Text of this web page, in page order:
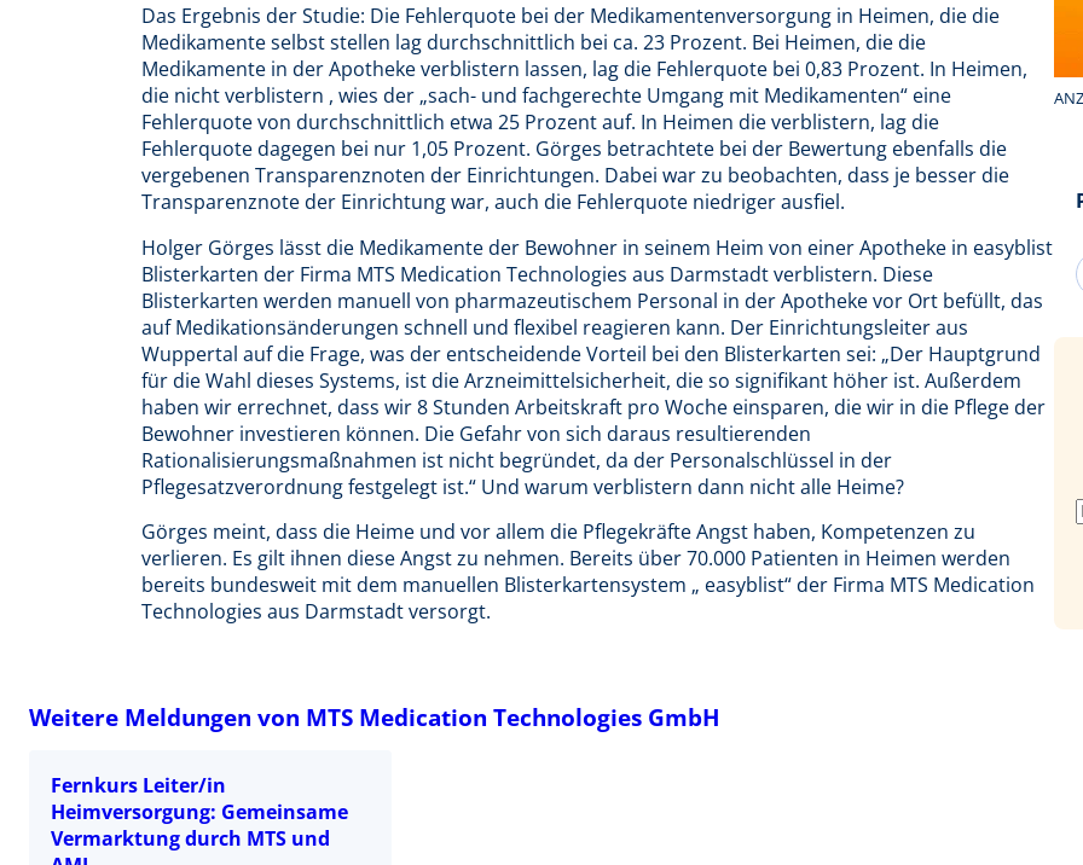
Das Ergebnis der Studie: Die Fehlerquote bei der Medikamentenversorgung in Heimen, die die
Medikamente selbst stellen lag durchschnittlich bei ca. 23 Prozent. Bei Heimen, die die
Medikamente in der Apotheke verblistern lassen, lag die Fehlerquote bei 0,83 Prozent. In Heimen,
die nicht verblistern , wies der „sach- und fachgerechte Umgang mit Medikamenten“ eine
Fehlerquote von durchschnittlich etwa 25 Prozent auf. In Heimen die verblistern, lag die
Fehlerquote dagegen bei nur 1,05 Prozent. Görges betrachtete bei der Bewertung ebenfalls die
vergebenen Transparenznoten der Einrichtungen. Dabei war zu beobachten, dass je besser die
Transparenznote der Einrichtung war, auch die Fehlerquote niedriger ausfiel.
Holger Görges lässt die Medikamente der Bewohner in seinem Heim von einer Apotheke in easyblist
Blisterkarten der Firma MTS Medication Technologies aus Darmstadt verblistern. Diese
Blisterkarten werden manuell von pharmazeutischem Personal in der Apotheke vor Ort befüllt, das
auf Medikationsänderungen schnell und flexibel reagieren kann. Der Einrichtungsleiter aus
Wuppertal auf die Frage, was der entscheidende Vorteil bei den Blisterkarten sei: „Der Hauptgrund
für die Wahl dieses Systems, ist die Arzneimittelsicherheit, die so signifikant höher ist. Außerdem
haben wir errechnet, dass wir 8 Stunden Arbeitskraft pro Woche einsparen, die wir in die Pflege der
Bewohner investieren können. Die Gefahr von sich daraus resultierenden
Rationalisierungsmaßnahmen ist nicht begründet, da der Personalschlüssel in der
Pflegesatzverordnung festgelegt ist.“ Und warum verblistern dann nicht alle Heime?
Görges meint, dass die Heime und vor allem die Pflegekräfte Angst haben, Kompetenzen zu
verlieren. Es gilt ihnen diese Angst zu nehmen. Bereits über 70.000 Patienten in Heimen werden
bereits bundesweit mit dem manuellen Blisterkartensystem „ easyblist“ der Firma MTS Medication
Technologies aus Darmstadt versorgt.
Weitere Meldungen von MTS Medication Technologies GmbH
Fernkurs Leiter/in
Heimversorgung: Gemeinsame
Vermarktung durch MTS und